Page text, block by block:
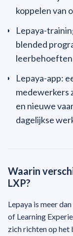
koppelen van
Lepaya-
blended
leerbehoeften
Lepaya-app:
medewerkers
en nieuwe
dagelijkse
Waarin
LXP?
Lepaya is meer
of Learning
zich richten op het